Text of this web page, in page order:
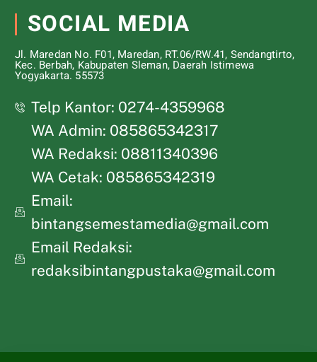
SOCIAL MEDIA
Jl. Maredan No. F01, Maredan, RT.06/RW.41, Sendangtirto,
Kec. Berbah, Kabupaten Sleman, Daerah Istimewa
Yogyakarta. 55573
Telp Kantor: 0274-4359968
WA Admin: 085865342317
WA Redaksi: 08811340396
WA Cetak: 085865342319
Email:
bintangsemestamedia@gmail.com
Email Redaksi:
redaksibintangpustaka@gmail.com